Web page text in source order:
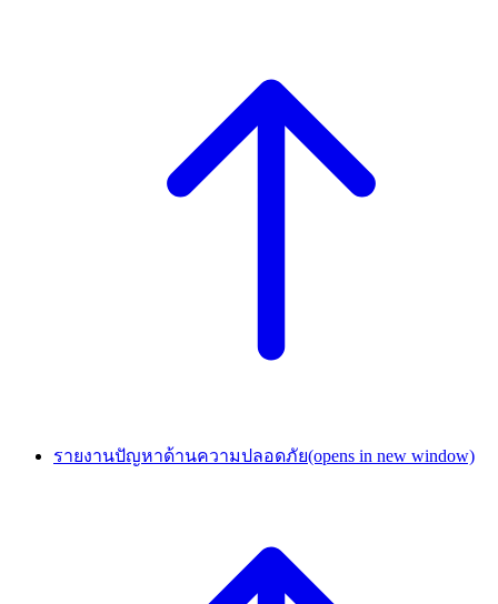
รายงานปัญหาด้านความปลอดภัย(opens in new window)